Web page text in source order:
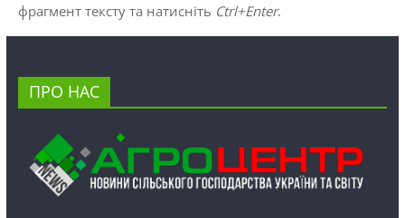
фрагмент тексту та натисніть Ctrl+Enter.
ПРО НАС